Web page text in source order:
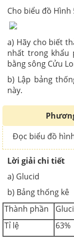
Cho biểu đồ Hình
a) Hãy cho biết
nhất trong khẩu
bằng sông Cửu
b) Lập bảng
này.
Đọc biểu đồ
Lời giải chi tiết
a) Glucid
b) Bảng thống kê
Thành phần
Tỉ lệ
63%